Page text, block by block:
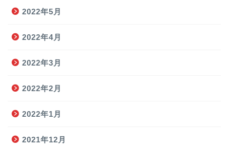
2022年5月
2022年4月
2022年3月
2022年2月
2022年1月
2021年12月